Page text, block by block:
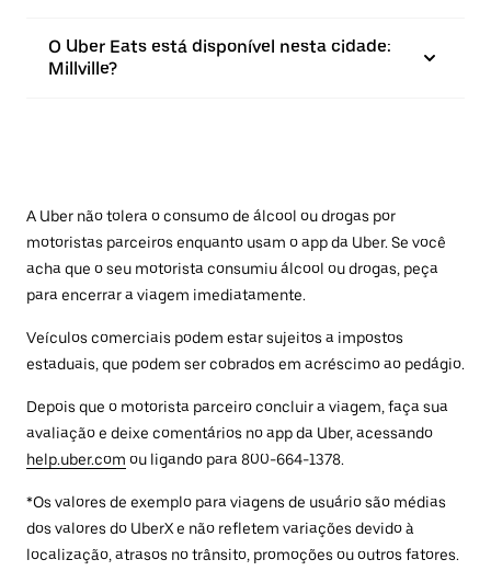
O Uber Eats está disponível nesta cidade:
Millville?
A Uber não tolera o consumo de álcool ou drogas por
motoristas parceiros enquanto usam o app da Uber. Se você
acha que o seu motorista consumiu álcool ou drogas, peça
para encerrar a viagem imediatamente.
Veículos comerciais podem estar sujeitos a impostos
estaduais, que podem ser cobrados em acréscimo ao pedágio.
Depois que o motorista parceiro concluir a viagem, faça sua
avaliação e deixe comentários no app da Uber, acessando
help.uber.com ou ligando para 800-664-1378.
*Os valores de exemplo para viagens de usuário são médias
dos valores do UberX e não refletem variações devido à
localização, atrasos no trânsito, promoções ou outros fatores.